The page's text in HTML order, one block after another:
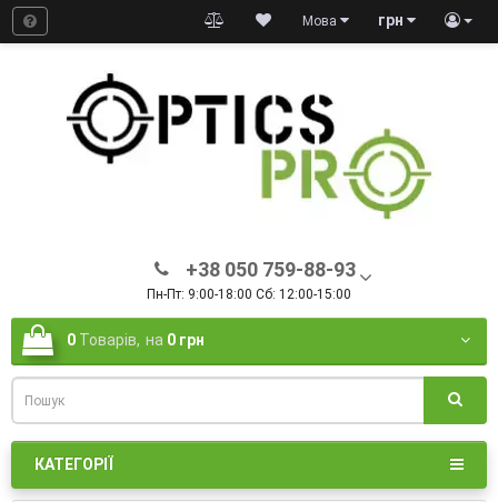
грн
Мова
+38 050 759-88-93
Пн-Пт: 9:00-18:00 Сб: 12:00-15:00
0 Товарів, на 0 грн
КАТЕГОРІЇ